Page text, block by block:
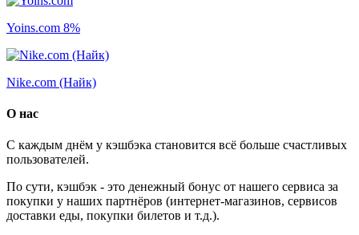
Yoins.com 8%
Nike.com (Найк)
О нас
С каждым днём у кэшбэка становится всё больше счастливых
пользователей.
По сути, кэшбэк - это денежный бонус от нашего сервиса за
покупки у наших партнёров (интернет-магазинов, сервисов
доставки еды, покупки билетов и т.д.).